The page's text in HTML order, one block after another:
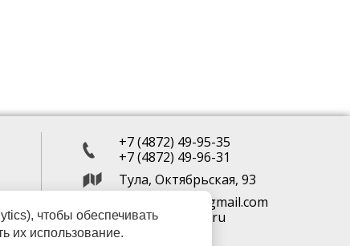
+7 (4872) 49-95-35
+7 (4872) 49-96-31
Тула, Октябрьская, 93
miroptikitula@gmail.com
optika.tula@bk.ru
чтобы обеспечивать
их использование.